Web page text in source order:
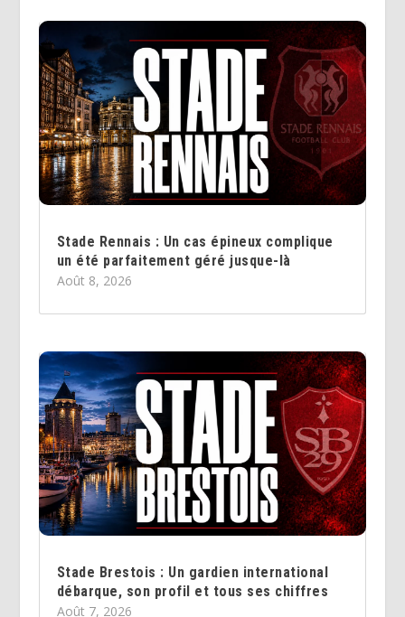
Stade Rennais : Un cas épineux complique
un été parfaitement géré jusque-là
Août 8, 2026
Stade Brestois : Un gardien international
débarque, son profil et tous ses chiffres
Août 7, 2026